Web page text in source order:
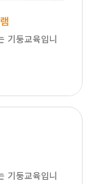
기둥교육입니
기둥교육입니